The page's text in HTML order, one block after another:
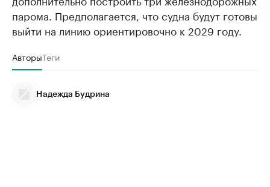
парома. Предполагается, что судна будут готовы
выйти на линию ориентировочно к 2029 году.
АвторыТеги
Надежда Будрина